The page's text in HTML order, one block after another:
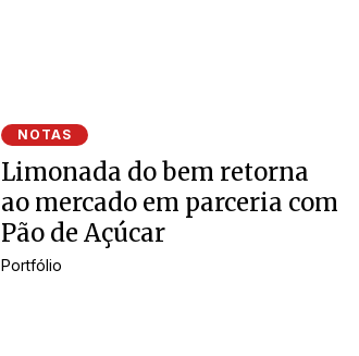
NOTAS
Limonada do bem retorna
ao mercado em parceria com
Pão de Açúcar
Portfólio